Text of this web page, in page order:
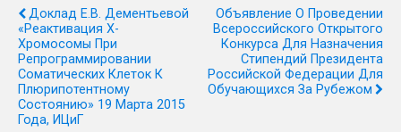
Доклад Е.В. Дементьевой
«Реактивация Х-
Хромосомы При
Репрограммировании
Соматических Клеток К
Плюрипотентному
Состоянию» 19 Марта 2015
Года, ИЦиГ
Объявление О Проведении
Всероссийского Открытого
Конкурса Для Назначения
Стипендий Президента
Российской Федерации Для
Обучающихся За Рубежом